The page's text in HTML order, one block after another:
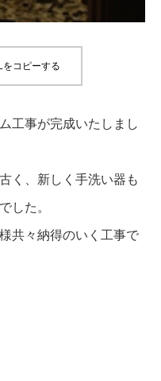
コピーする
工事が完成いたしまし
く、新しく手洗い器も
した。
共々納得のいく工事で